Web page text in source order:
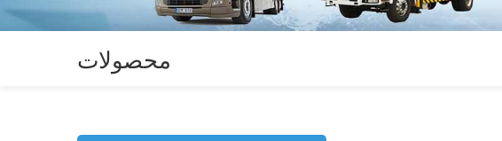
محصولات